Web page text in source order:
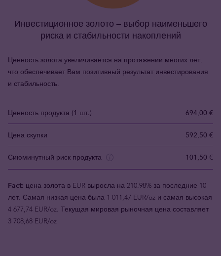
Инвестиционное золото – выбор наименьшего
риска и стабильности накоплений
Ценность золота увеличивается на протяжении многих лет,
что обеспечивает Вам позитивный результат инвестирования
и стабильность.
Ценность продукта (1 шт.) 694,00 €
Цена скупки 592,50 €
Сиюминутный риск продукта 101,50 €
Fact: цена золота в EUR выросла на 210.98% за последние 10
лет. Самая низкая цена была 1 011,47 EUR/oz и самая высокая
4 677,74 EUR/oz. Текущая мировая рыночная цена составляет
3 708,68 EUR/oz